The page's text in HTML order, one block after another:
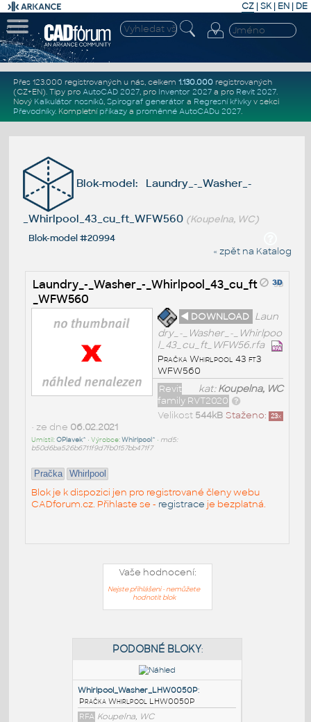
CZ | SK| EN | DE
Přes 123.000 registrovaných u nás, celkem 1.130.000registrovaných
(CZ+EN). Tipy pro AutoCAD 2027, pro Inventor 2027a pro Revit 2027.
Nový Kalkulátor nosníků, Spirograf generátor a Regresní křivkyv sekci
Převodníky. Kompletní příkazya proměnné AutoCADu 2027.
Blok-model: Laundry_-_Washer_-
_Whirlpool_43_cu_ft_WFW560 (Koupelna, WC)
Blok-model #20994
« zpět na Katalog
Laundry_-_Washer_-_Whirlpool_43_cu_ft
_WFW560
◄ DOWNLOAD Laun
dry_-_Washer_-_Whirlpoo
l_43_cu_ft_WFW56.rfa
Pračka Whirlpool 43 ft3
WFW560
kat:Koupelna, WC
Revit
family RVT2020
Staženo: 23x
Velikost 544kB
• ze dne 06.02.2021
Umístil:OPlavek^ • Výrobce:Whirlpool^ • md5:
b50d6ba526b6711f9d7fb0157bb471f7
Pračka Whirlpool
Blok je k dispozici jen pro registrované členy webu
CADforum.cz. Přihlaste se - registrace je bezplatná.
Vaše hodnocení:
Nejste přihlášeni - nemůžete
hodnotit blok